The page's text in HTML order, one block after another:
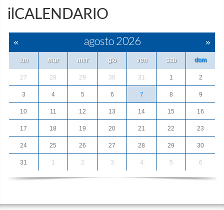
ilCALENDARIO
« agosto 2026 »
lun mar mer gio ven sab dom
27 28 29 30 31 1 2
3 4 5 6 7 8 9
10 11 12 13 14 15 16
17 18 19 20 21 22 23
24 25 26 27 28 29 30
31 1 2 3 4 5 6